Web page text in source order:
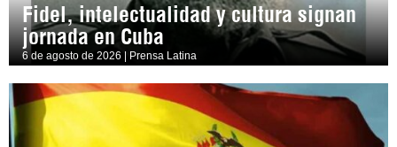
Fidel, intelectualidad y cultura signan
jornada en Cuba
6 de agosto de 2026 | Prensa Latina